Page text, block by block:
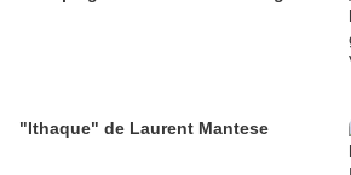
"Ithaque" de Laurent Mantese